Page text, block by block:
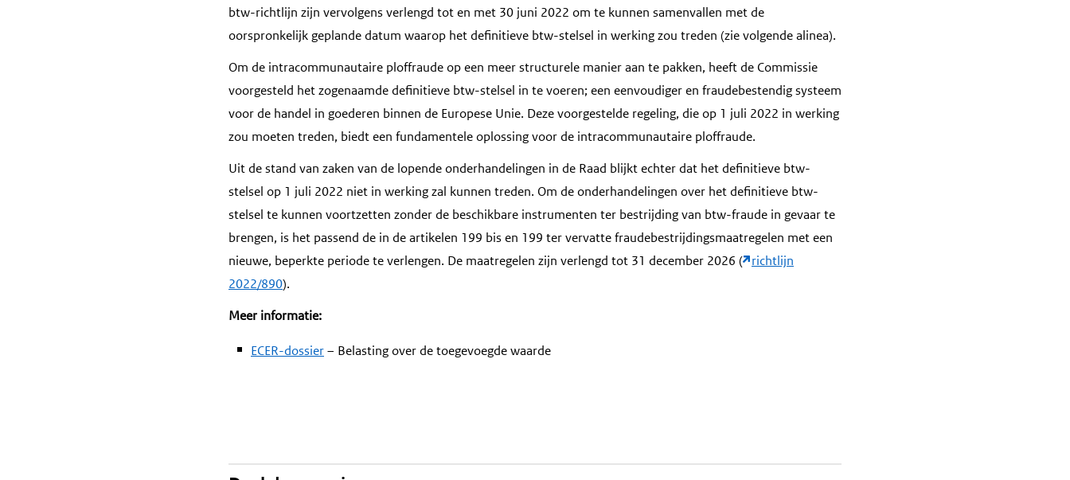
btw-richtlijn zijn vervolgens verlengd tot en met 30 juni 2022 om te kunnen samenvallen met de
oorspronkelijk geplande datum waarop het definitieve btw-stelsel in werking zou treden (zie volgende alinea).
Om de intracommunautaire ploffraude op een meer structurele manier aan te pakken, heeft de Commissie
voorgesteld het zogenaamde definitieve btw-stelsel in te voeren; een eenvoudiger en fraudebestendig systeem
voor de handel in goederen binnen de Europese Unie. Deze voorgestelde regeling, die op 1 juli 2022 in werking
zou moeten treden, biedt een fundamentele oplossing voor de intracommunautaire ploffraude.
Uit de stand van zaken van de lopende onderhandelingen in de Raad blijkt echter dat het definitieve btw-
stelsel op 1 juli 2022 niet in werking zal kunnen treden. Om de onderhandelingen over het definitieve btw-
stelsel te kunnen voortzetten zonder de beschikbare instrumenten ter bestrijding van btw-fraude in gevaar te
brengen, is het passend de in de artikelen 199 bis en 199 ter vervatte fraudebestrijdingsmaatregelen met een
nieuwe, beperkte periode te verlengen. De maatregelen zijn verlengd tot 31 december 2026 ( richtlijn
2022/890).
Meer informatie:
ECER-dossier– Belasting over de toegevoegde waarde